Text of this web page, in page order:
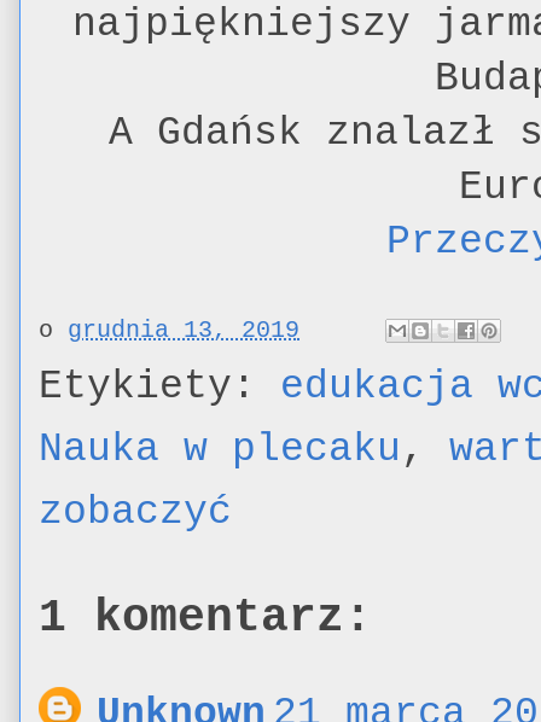
najpiękniejszy
A Gdańsk
o grudnia 13, 2019
Etykiety: edukacja
Nauka w plecaku ,
zobaczyć
1 komentarz: